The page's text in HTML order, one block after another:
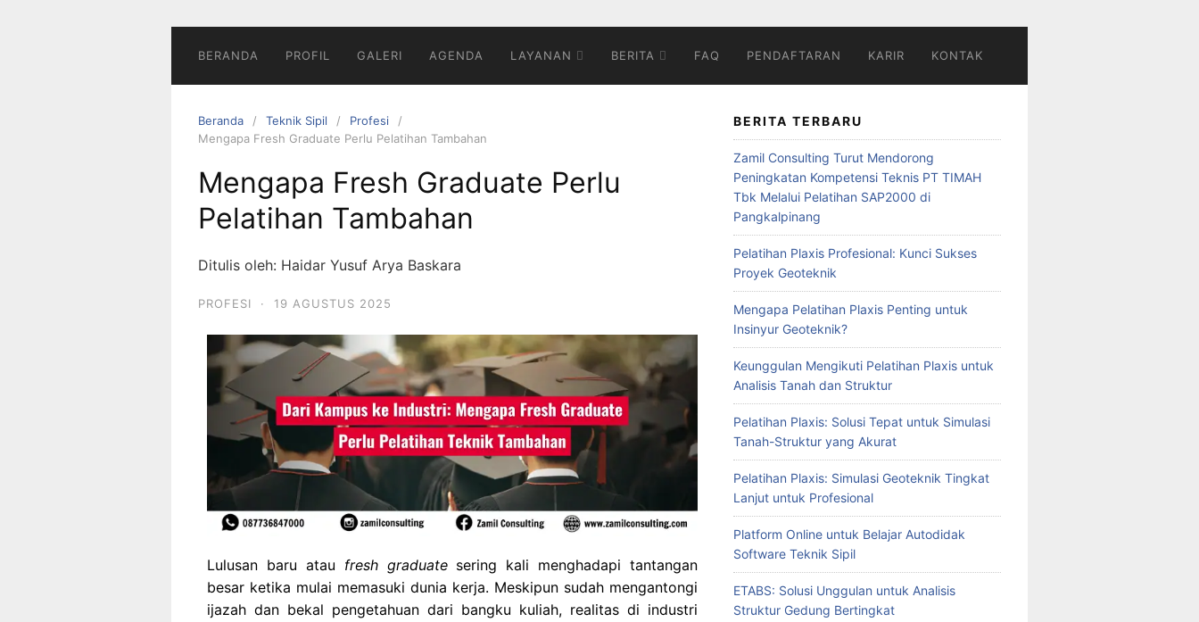
BERANDA PROFIL GALERI AGENDA LAYANAN BERITA FAQ PENDAFTARAN KARIR KONTAK
Beranda Teknik Sipil
Profesi
Mengapa Fresh Graduate Perlu Pelatihan Tambahan
Mengapa Fresh Graduate Perlu
Pelatihan Tambahan
Ditulis oleh: Haidar Yusuf Arya Baskara
PROFESI · 19 AGUSTUS 2025
Lulusan baru atau fresh graduatesering kali menghadapi tantangan
besar ketika mulai memasuki dunia kerja. Meskipun sudah mengantongi
ijazah dan bekal pengetahuan dari bangku kuliah, realitas di industri
BERITA TERBARU
Zamil Consulting Turut Mendorong
Peningkatan Kompetensi Teknis PT TIMAH
Tbk Melalui Pelatihan SAP2000 di
Pangkalpinang
Pelatihan Plaxis Profesional: Kunci Sukses
Proyek Geoteknik
Mengapa Pelatihan Plaxis Penting untuk
Insinyur Geoteknik?
Keunggulan Mengikuti Pelatihan Plaxis untuk
Analisis Tanah dan Struktur
Pelatihan Plaxis: Solusi Tepat untuk Simulasi
Tanah-Struktur yang Akurat
Pelatihan Plaxis: Simulasi Geoteknik Tingkat
Lanjut untuk Profesional
Platform Online untuk Belajar Autodidak
Software Teknik Sipil
ETABS: Solusi Unggulan untuk Analisis
Struktur Gedung Bertingkat